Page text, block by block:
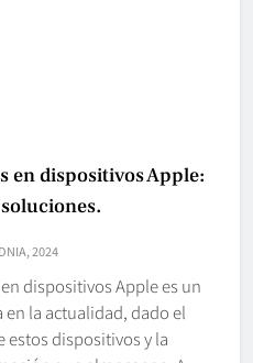
en dispositivos Apple:
2024
dispositivos Apple es un
en la actualidad, dado el
estos dispositivos y la